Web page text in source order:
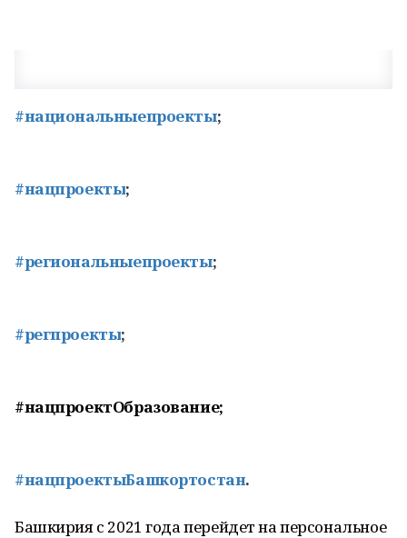
#национальныепроекты;
#нацпроекты;
#региональныепроекты;
#регпроекты;
#нацпроектОбразование;
#нацпроектыБашкортостан.
Башкирия с 2021 года перейдет на персональное